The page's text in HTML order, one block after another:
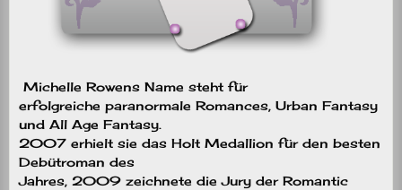
Michelle Rowens Name steht für
erfolgreiche paranormale Romances, Urban Fantasy
und All Age Fantasy.
2007 erhielt sie das Holt Medallion für den besten
Debütroman des
Jahres, 2009 zeichnete die Jury der Romantic